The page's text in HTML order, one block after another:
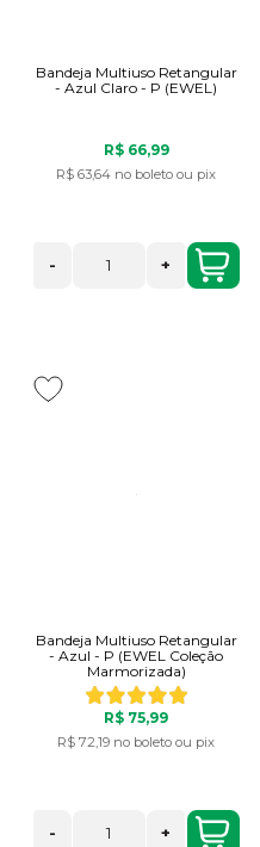
Bandeja Multiuso Retangular
- Azul Claro - P (EWEL)
R$ 66,99
R$ 63,64 no boleto ou pix
- +
Bandeja Multiuso Retangular
- Azul - P (EWEL Coleção
Marmorizada)
R$ 75,99
R$ 72,19 no boleto ou pix
- +